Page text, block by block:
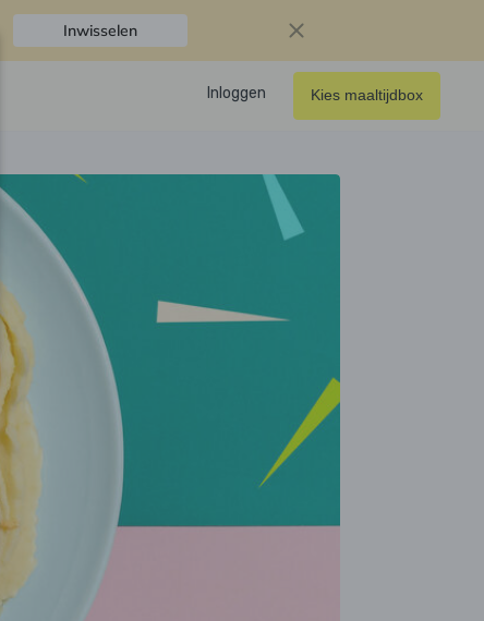
Inwisselen
Inloggen Kies maaltijdbox